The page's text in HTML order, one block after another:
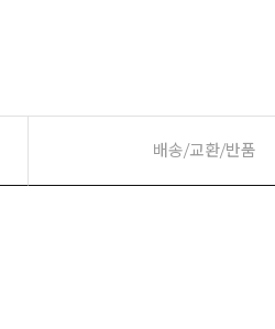
배송/교환/반품